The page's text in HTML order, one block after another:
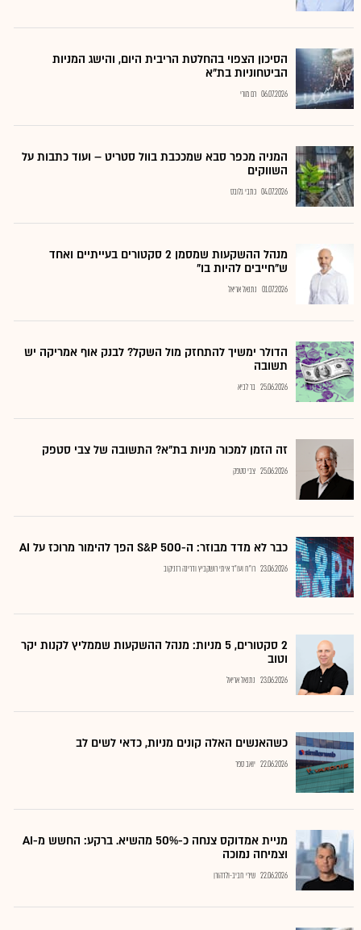
הסיכון הצפוי בהחלטת הריבית היום, והישג המניות
הביטחוניות בת"א
06.07.2026 רם מורי
המניה מכפר סבא שמככבת בוול סטריט – ועוד כתבות על
השווקים
04.07.2026 כתבי גלובס
מנהל ההשקעות שמסמן 2 סקטורים בעייתיים ואחד
ש"חייבים להיות בו"
01.07.2026 נתנאל אריאל
הדולר ימשיך להתחזק מול השקל? לבנק אוף אמריקה יש
תשובה
25.06.2026 בר לביא
זה הזמן למכור מניות בת"א? התשובה של צבי סטפק
25.06.2026 צבי סטפק
כבר לא מדד מבוזר: ה-S&P 500 הפך להימור מרוכז על AI
23.06.2026 רו"ח ועו"ד איתי רושקביץ ודרינה רזניקוב
2 סקטורים, 5 מניות: מנהל ההשקעות שממליץ לקנות יקר
וטוב
23.06.2026 נתנאל אריאל
כשהאנשים האלה קונים מניות, כדאי לשים לב
22.06.2026 יואב ספר
מניית אמדוקס צנחה כ-50% מהשיא. ברקע: החשש מ-AI
וצמיחה נמוכה
22.06.2026 שירי חביב-ולדהורן